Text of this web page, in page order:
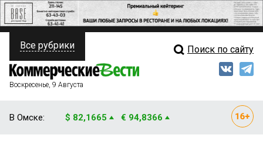
ПОЛИТИКА
ФИНАНСЫ
Свежий выпуск
Все рубрики Поиск по сайту
Воскресенье, 9 Августа
В Омске: $ 82,1665 € 94,8366